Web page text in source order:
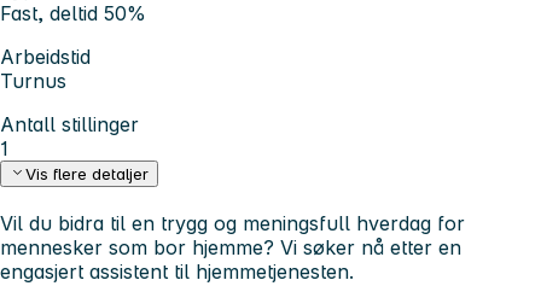
Fast, deltid 50%
Arbeidstid
Turnus
Antall stillinger
1
Vis flere detaljer
Vil du bidra til en trygg og meningsfull hverdag for
mennesker som bor hjemme? Vi søker nå etter en
engasjert assistent til hjemmetjenesten.